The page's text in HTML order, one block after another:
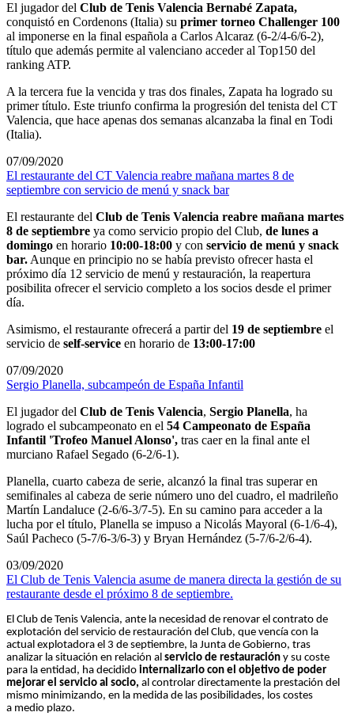
El jugador del Club de Tenis Valencia Bernabé Zapata,
conquistó en Cordenons (Italia) su primer torneo Challenger 100
al imponerse en la final española a Carlos Alcaraz (6-2/4-6/6-2),
título que además permite al valenciano acceder al Top150 del
ranking ATP.
A la tercera fue la vencida y tras dos finales, Zapata ha logrado su
primer título. Este triunfo confirma la progresión del tenista del CT
Valencia, que hace apenas dos semanas alcanzaba la final en Todi
(Italia).
07/09/2020
El restaurante del CT Valencia reabre mañana martes 8 de
septiembre con servicio de menú y snack bar
El restaurante del Club de Tenis Valencia reabre mañana martes
8 de septiembre ya como servicio propio del Club, de lunes a
domingo en horario 10:00-18:00 y con servicio de menú y snack
bar. Aunque en principio no se había previsto ofrecer hasta el
próximo día 12 servicio de menú y restauración, la reapertura
posibilita ofrecer el servicio completo a los socios desde el primer
día.
Asimismo, el restaurante ofrecerá a partir del 19 de septiembre el
servicio de self-service en horario de 13:00-17:00
07/09/2020
Sergio Planella, subcampeón de España Infantil
El jugador del Club de Tenis Valencia, Sergio Planella, ha
logrado el subcampeonato en el 54 Campeonato de España
Infantil 'Trofeo Manuel Alonso', tras caer en la final ante el
murciano Rafael Segado (6-2/6-1).
Planella, cuarto cabeza de serie, alcanzó la final tras superar en
semifinales al cabeza de serie número uno del cuadro, el madrileño
Martín Landaluce (2-6/6-3/7-5). En su camino para acceder a la
lucha por el título, Planella se impuso a Nicolás Mayoral (6-1/6-4),
Saúl Pacheco (5-7/6-3/6-3) y Bryan Hernández (5-7/6-2/6-4).
03/09/2020
El Club de Tenis Valencia asume de manera directa la gestión de su
restaurante desde el próximo 8 de septiembre.
El Club de Tenis Valencia, ante la necesidad de renovar el contrato de
explotación del servicio de restauración del Club, que vencía con la
actual explotadora el 3 de septiembre, la Junta de Gobierno, tras
analizar la situación en relación al servicio de restauración y su coste
para la entidad, ha decidido internalizarlo con el objetivo de poder
mejorar el servicio al socio, al controlar directamente la prestación del
mismo minimizando, en la medida de las posibilidades, los costes
a medio plazo.